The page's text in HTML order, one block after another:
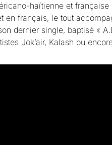
haïtienne et
en français, le tout
dernier single, baptisé «
Jok’air, Kalash ou